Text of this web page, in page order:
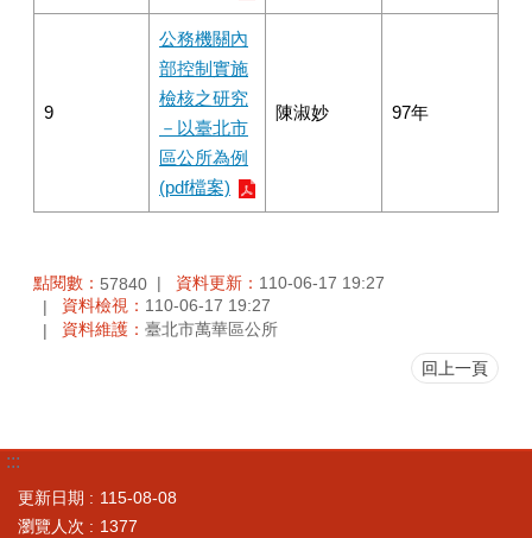
9
公務機關內
部控制實施
檢核之研究
－以臺北市
區公所為例
(pdf檔案)
陳淑妙 97年
點閱數： 57840 資料更新： 110-06-17 19:27
資料檢視： 110-06-17 19:27
資料維護： 臺北市萬華區公所
回上一頁
:::
更新日期
115-08-08
瀏覽人次
1377